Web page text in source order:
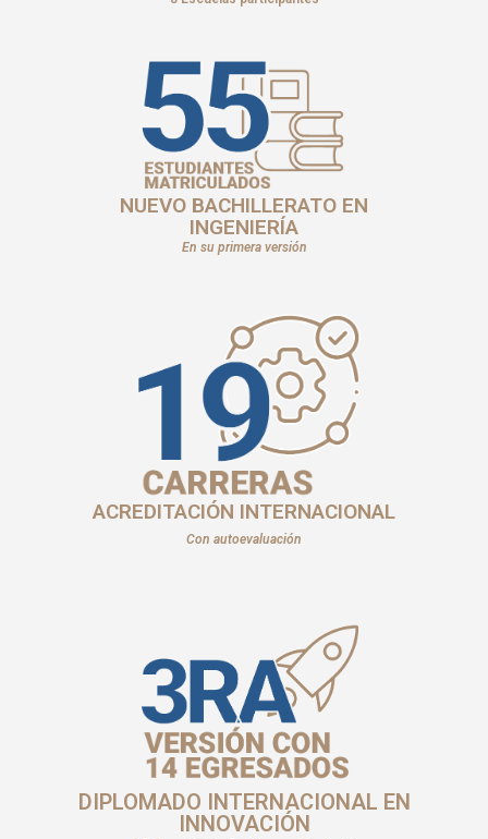
NUEVO BACHILLERATO EN
INGENIERÍA
En su primera versión
ACREDITACIÓN INTERNACIONAL
Con autoevaluación
DIPLOMADO INTERNACIONAL EN
INNOVACIÓN